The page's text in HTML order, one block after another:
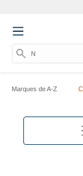
Nu
Marques de A-Z